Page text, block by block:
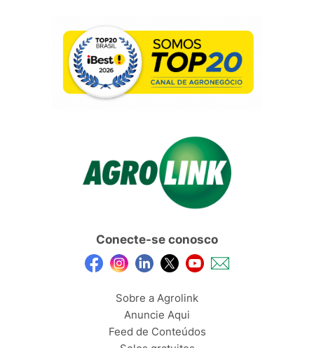
Conecte-se conosco
Sobre a Agrolink
Anuncie Aqui
Feed de Conteúdos